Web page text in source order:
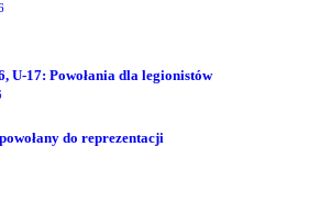
U-17: Powołania dla legionistów
do reprezentacji